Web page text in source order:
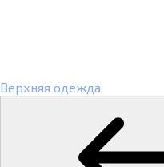
Верхняя одежда